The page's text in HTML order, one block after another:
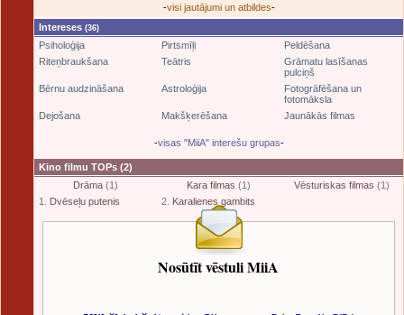
-visi jautājumi un atbildes-
Intereses (36)
Psiholoģija Pirtsmīļi
Peldēšana
Riteņbraukšana
Teātris
Grāmatu lasīšanas
pulciņš
Bērnu audzināšana
Astroloģija
Fotogrāfēšana un
fotomāksla
Dejošana
Makšķerēšana Jaunākās filmas
-visas "MiiA" interešu grupas-
Kino filmu TOPs (2)
Drāma (1) Kara filmas (1) Vēsturiskas filmas (1)
1. Dvēseļu putenis 2. Karalienes gambits
Nosūtīt vēstuli MiiA